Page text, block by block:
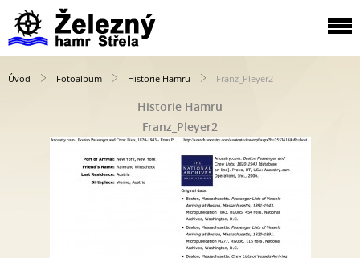
Úvod Fotoalbum Historie Hamru Franz_Pleyer2
Historie Hamru
Franz_Pleyer2